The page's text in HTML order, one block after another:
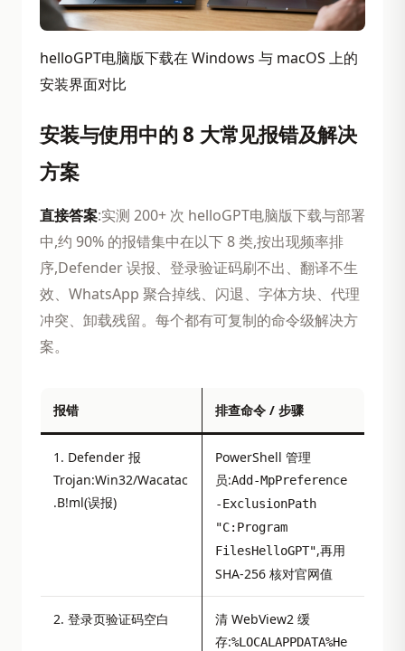
helloGPT电脑版下载在 Windows 与 macOS 上的
安装界面对比
安装与使用中的 8 大常见报错及解决
方案
直接答案:实测 200+ 次 helloGPT电脑版下载与部署
中,约 90% 的报错集中在以下 8 类,按出现频率排
序,Defender 误报、登录验证码刷不出、翻译不生
效、WhatsApp 聚合掉线、闪退、字体方块、代理
冲突、卸载残留。每个都有可复制的命令级解决方
案。
报错 排查命令 / 步骤
1. Defender 报
Trojan:Win32/Wacatac
.B!ml(误报)
PowerShell 管理
员:Add-MpPreference
-ExclusionPath
"C:Program
FilesHelloGPT",再用
SHA-256 核对官网值
2. 登录页验证码空白
清 WebView2 缓
存:%LOCALAPPDATA%He